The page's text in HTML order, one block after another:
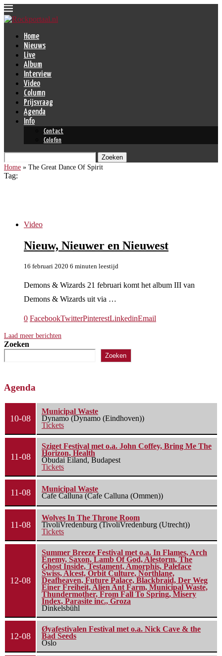
Home
Nieuws
Live
Album
Interview
Video
Column
Prijsvraag
Agenda
Info
Contact
Colofon
Zoeken
Home » The Great Dance Of Spirit
Tag:
Video
Nieuw, Nieuwer en Nieuwest
16 februari 2020 6 minuten leestijd
Demons & Wizards 21 februari komt het album III van
Demons & Wizards uit via …
0 FacebookTwitterPinterestLinkedinEmail
Laad meer berichten
Zoeken
Zoeken
Agenda
10-08
Municipal Waste
Dynamo (Dynamo (Eindhoven))
Tickets
11-08
Sziget Festival met o.a. John Coffey, Bring Me The
Horizon, Health
Óbudai Eiland, Budapest
Tickets
11-08
Municipal Waste
Cafe Calluna (Cafe Calluna (Ommen))
11-08
Wolves In The Throne Room
TivoliVredenburg (TivoliVredenburg (Utrecht))
Tickets
12-08
Summer Breeze Festival met o.a. In Flames, Arch
Enemy, Saxon, Lamb Of God, Alestorm, The
Ghost Inside, Testament, Amorphis, Paleface
Swiss, Alcest, Orbit Culture, Northlane,
Deafheaven, Future Palace, Blackbraid, Der Weg
Einer Freiheit, Alien Ant Farm, Municipal Waste,
Thundermother, From Fall To Spring, Misery
Index, Parasite inc., Groza
Dinkelsbühl
12-08
Øyafestivalen Festival met o.a. Nick Cave & the
Bad Seeds
Oslo